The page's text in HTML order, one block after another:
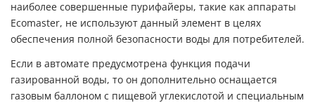
наиболее совершенные пурифайеры, такие как аппараты
Ecomaster, не используют данный элемент в целях
обеспечения полной безопасности воды для потребителей.
Если в автомате предусмотрена функция подачи
газированной воды, то он дополнительно оснащается
газовым баллоном с пищевой углекислотой и специальным